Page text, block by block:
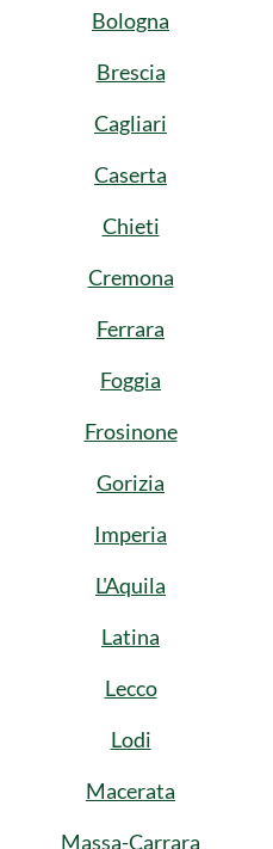
Bologna
Brescia
Cagliari
Caserta
Chieti
Cremona
Ferrara
Foggia
Frosinone
Gorizia
Imperia
L'Aquila
Latina
Lecco
Lodi
Macerata
Massa-Carrara